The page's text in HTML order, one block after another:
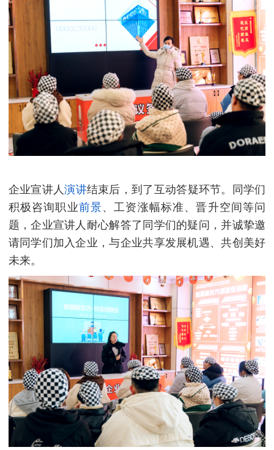
企业宣讲人演讲结束后，到了互动答疑环节。同学们
积极咨询职业前景、工资涨幅标准、晋升空间等问
题，企业宣讲人耐心解答了同学们的疑问，并诚挚邀
请同学们加入企业，与企业共享发展机遇、共创美好
未来。